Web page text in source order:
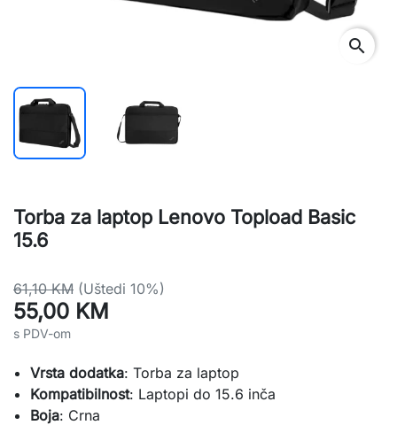
search
Torba za laptop Lenovo Topload Basic
15.6
61,10 KM (Uštedi 10%)
55,00 KM
s PDV-om
Vrsta dodatka: Torba za laptop
Kompatibilnost: Laptopi do 15.6 inča
Boja: Crna